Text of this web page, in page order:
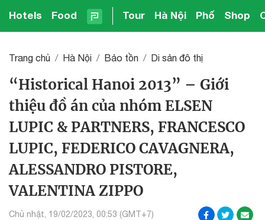
Hotels Food Tour Hà Nội Phố Shop
Trang chủ Hà Nội Bảo tồn Di sản đô thị
“Historical Hanoi 2013” – Giới
thiệu đồ án của nhóm ELSEN
LUPIC & PARTNERS, FRANCESCO
LUPIC, FEDERICO CAVAGNERA,
ALESSANDRO PISTORE,
VALENTINA ZIPPO
Chủ nhật, 19/02/2023, 00:53 (GMT+7)